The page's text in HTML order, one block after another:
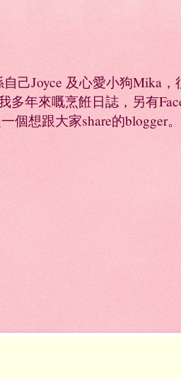
自己Joyce 及心愛小狗Mika
年來嘅烹餁日誌，另有
個想跟大家share的blogger。